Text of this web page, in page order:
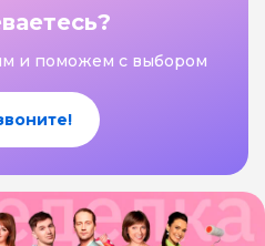
и поможем с выбором